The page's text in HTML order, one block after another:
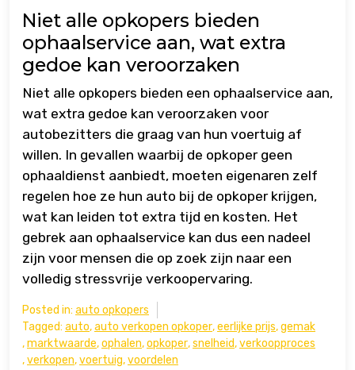
Niet alle opkopers bieden
ophaalservice aan, wat extra
gedoe kan veroorzaken
Niet alle opkopers bieden een ophaalservice aan,
wat extra gedoe kan veroorzaken voor
autobezitters die graag van hun voertuig af
willen. In gevallen waarbij de opkoper geen
ophaaldienst aanbiedt, moeten eigenaren zelf
regelen hoe ze hun auto bij de opkoper krijgen,
wat kan leiden tot extra tijd en kosten. Het
gebrek aan ophaalservice kan dus een nadeel
zijn voor mensen die op zoek zijn naar een
volledig stressvrije verkoopervaring.
Posted in: auto opkopers
Tagged: auto,auto verkopen opkoper,eerlijke prijs,gemak
,marktwaarde,ophalen,opkoper,snelheid,verkoopproces
,verkopen,voertuig,voordelen